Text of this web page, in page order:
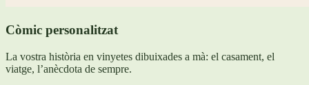
Còmic personalitzat
La vostra història en vinyetes dibuixades a mà: el casament, el
viatge, l’anècdota de sempre.